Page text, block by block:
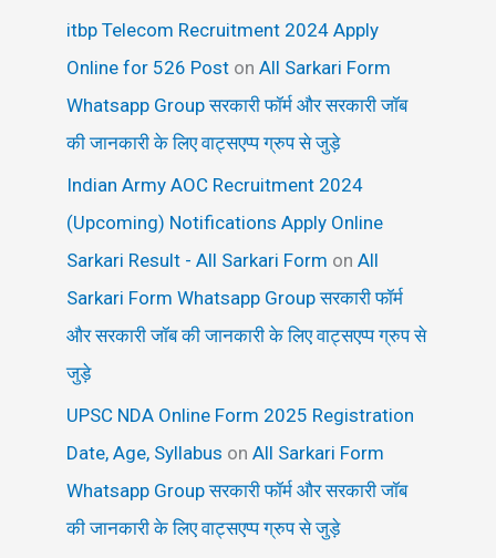
itbp Telecom Recruitment 2024 Apply
Online for 526 Post onAll Sarkari Form
Whatsapp Group सरकारी फॉर्म और सरकारी जॉब
की जानकारी के लिए वाट्सएप्प ग्रुप से जुड़े
Indian Army AOC Recruitment 2024
(Upcoming) Notifications Apply Online
Sarkari Result - All Sarkari Form onAll
Sarkari Form Whatsapp Group सरकारी फॉर्म
और सरकारी जॉब की जानकारी के लिए वाट्सएप्प ग्रुप से
जुड़े
UPSC NDA Online Form 2025 Registration
Date, Age, Syllabus onAll Sarkari Form
Whatsapp Group सरकारी फॉर्म और सरकारी जॉब
की जानकारी के लिए वाट्सएप्प ग्रुप से जुड़े